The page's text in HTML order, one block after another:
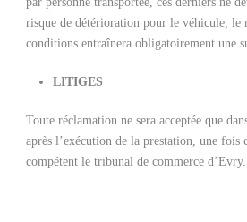
risque de détérioration pour le véhicule, le
conditions entraînera obligatoirement une
LITIGES
Toute réclamation ne sera acceptée que
après l’exécution de la prestation, une fois
compétent le tribunal de commerce d’Evry.